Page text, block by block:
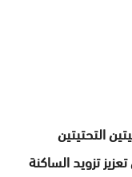
التحتيتين
تزويد الساكنة